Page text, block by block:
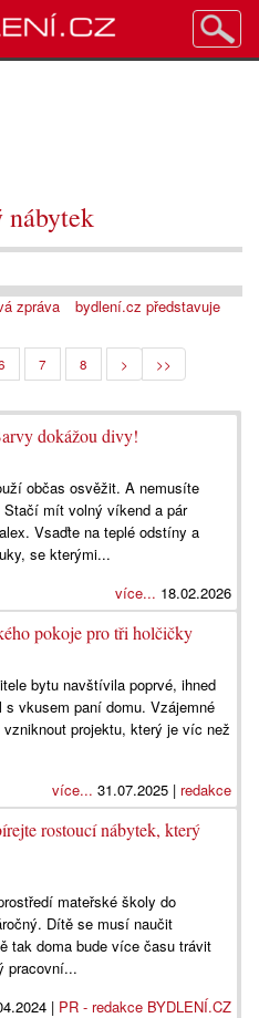
nábytek
zpráva
bydlení.cz představuje
7 8 > >>
dokážou divy!
občas osvěžit. A nemusíte
mít volný víkend a pár
Vsaďte na teplé odstíny a
se kterými...
více... 18.02.2026
pokoje pro tři holčičky
bytu navštívila poprvé, ihned
vkusem paní domu. Vzájemné
projektu, který je víc než
více... 31.07.2025 | redakce
rostoucí nábytek, který
mateřské školy do
Dítě se musí naučit
tak doma bude více času trávit
pracovní...
| PR - redakce BYDLENÍ.CZ